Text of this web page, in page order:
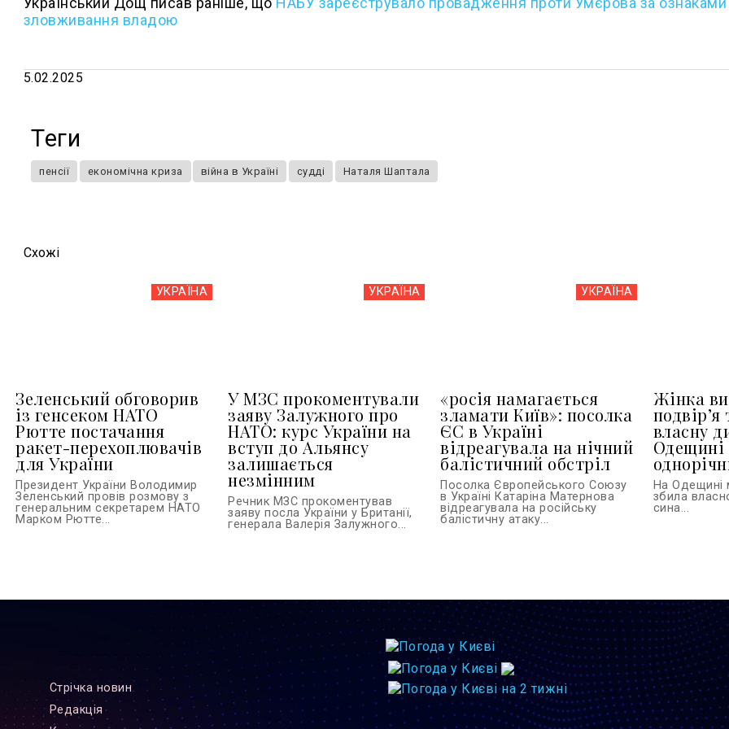
зловживання владою
5.02.2025
Теги
пенсії економічна криза війна в Україні судді Наталя Шаптала
Схожi
УКРАЇНА
Зеленський обговорив
із генсеком НАТО
Рютте постачання
ракет-перехоплювачів
для України
Президент України Володимир
Зеленський провів розмову з
генеральним секретарем НАТО
Марком Рютте...
УКРАЇНА
У МЗС прокоментували
заяву Залужного про
НАТО: курс України на
вступ до Альянсу
залишається
незмінним
Речник МЗС прокоментував
заяву посла України у Британії,
генерала Валерія Залужного...
УКРАЇНА
«росія намагається
зламати Київ»: посолка
ЄС в Україні
відреагувала на нічний
балістичний обстріл
Посолка Європейського Союзу
в Україні Катаріна Матернова
відреагувала на російську
балістичну атаку...
Жінка
власну
Одещині
На Одещині
збила
сина...
Стрiчка новин
Редакцiя